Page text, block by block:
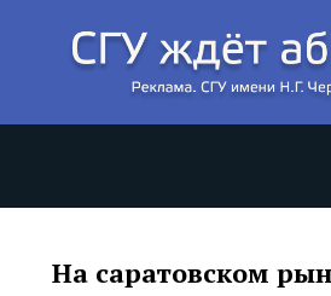
На саратовском